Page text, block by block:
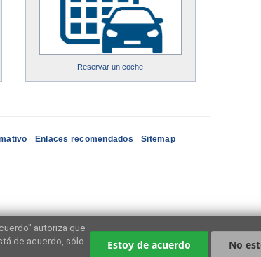
Reservar un coche
Enlaces recomendados
Sitemap
autoriza que
de acuerdo, sólo